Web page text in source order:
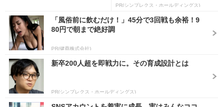
PR(シンプレクス・ホールディングス)
「風俗前に飲むだけ！」45分で3回戦も余裕！9
80円で朝まで絶好調
PR(健商株式会社)
新卒200人超を即戦力に。その育成設計とは
PR(シンプレクス・ホールディングス)